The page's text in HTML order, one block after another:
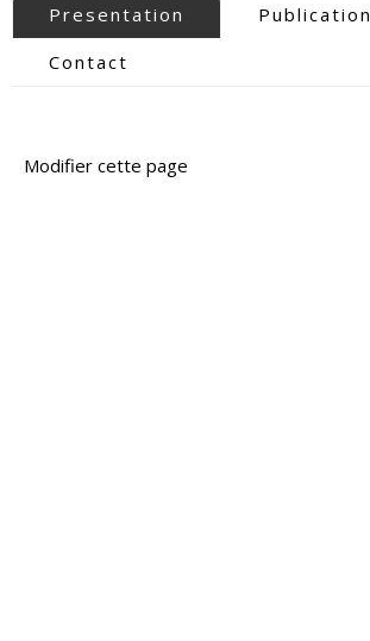
Presentation
Publication
Contact
Modifier cette page